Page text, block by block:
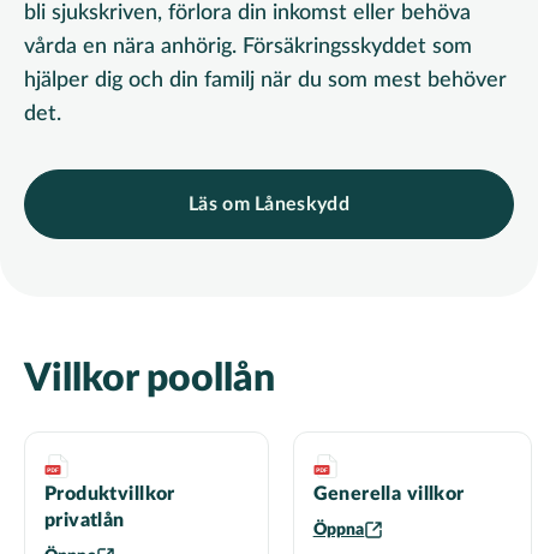
bli sjukskriven, förlora din inkomst eller behöva
vårda en nära anhörig. Försäkringsskyddet som
hjälper dig och din familj när du som mest behöver
det.
Läs om Låneskydd
Villkor poollån
Produktvillkor
privatlån
Generella villkor
Öppna